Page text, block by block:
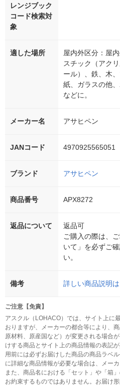
レンジブック
コード検索対
象
適した場所
屋内外区分：屋
スチック（アク
ール）、鉄、木
紙、ガラスの他
などに。
メーカー名 アサヒペン
JANコード 4970925565051
ブランド アサヒペン
商品番号 APX8272
返品について
返品可
ご購入の際は、
いて」を必ずご
い。
備考 詳しい商品説明
ご注意【免責】
アスクル（LOHACO）では、サイト上に
おりますが、メーカーの都合等により、
原材料、原産国など）が変更される場合
けする商品とサイト上の商品情報の表記
用前には必ずお届けした商品の商品ラベ
に詳細な商品情報が必要な場合は、メー
また、商品名における「セット」や「箱
お約束するものではありません。お届け